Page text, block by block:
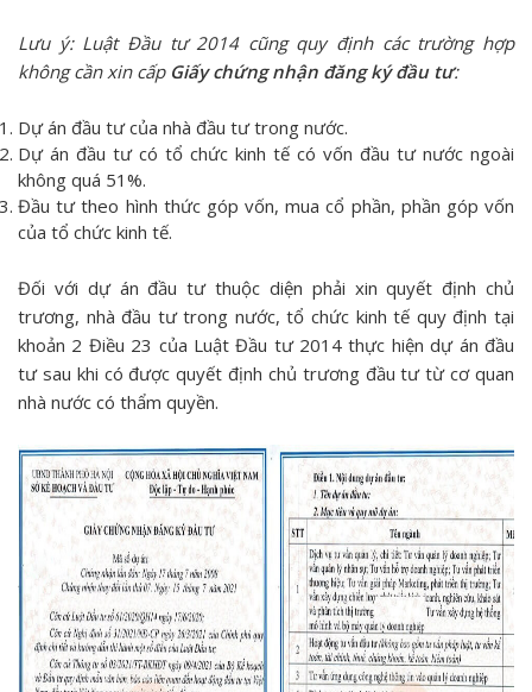
Lưu ý: Luật Đầu tư 2014 cũng quy định các trường hợp
không cần xin cấp Giấy chứng nhận đăng kýđầu tư:
Dự án đầu tư của nhà đầu tư trong nước.
Dự án đầu tư có tổ chức kinh tế có vốn đầu tư nước ngoài
không quá 51%.
Đầu tư theo hình thức góp vốn, mua cổ phần, phần góp vốn
của tổ chức kinh tế.
Đối với dự án đầu tư thuộc diện phải xin quyết định chủ
trương, nhà đầu tư trong nước, tổ chức kinh tế quy định tại
khoản 2 Điều 23 của Luật Đầu tư 2014 thực hiện dự án đầu
tư sau khi có được quyết định chủ trương đầu tư từ cơ quan
nhà nước có thẩm quyền.